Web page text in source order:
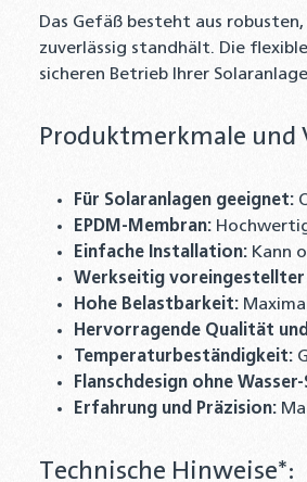
Das Gefäß besteht aus
zuverlässig standhält. Die
sicheren Betrieb Ihrer
Produktmerkmale und
Für Solaranlagen geeignet:
EPDM-Membran:
Einfache Installation: Kann
Werkseitig voreingestellter
Hohe Belastbarkeit:
Hervorragende Qualität
Temperaturbeständigkeit:
Flanschdesign ohne
Erfahrung und Präzision:
Technische Hinweise*: